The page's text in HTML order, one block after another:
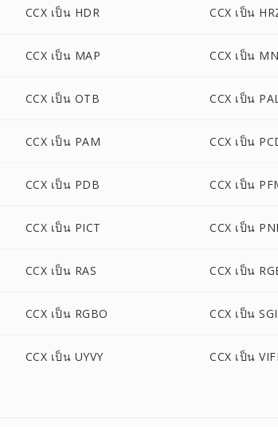
CCX เป็น HDR CCX เป็น
CCX เป็น MAP CCX เป็น
CCX เป็น OTB CCX เป็น
CCX เป็น PAM CCX เป็น
CCX เป็น PDB CCX เป็น
CCX เป็น PICT CCX เป็น
CCX เป็น RAS CCX เป็น
CCX เป็น RGBO CCX เป็น SGI
CCX เป็น UYVY CCX เป็น